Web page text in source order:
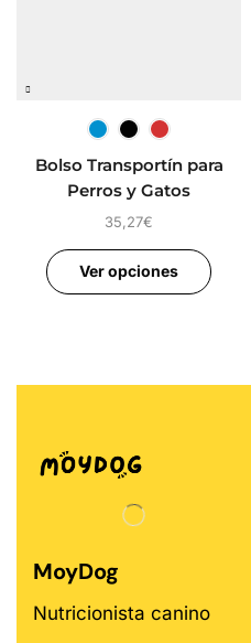
Bolso Transportín para
Perros y Gatos
35,27€
Ver opciones
MoyDog
Nutricionista canino